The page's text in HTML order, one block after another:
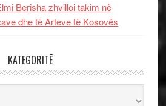
Berisha zhvilloi takim në
dhe të Arteve të Kosovës
KATEGORITË